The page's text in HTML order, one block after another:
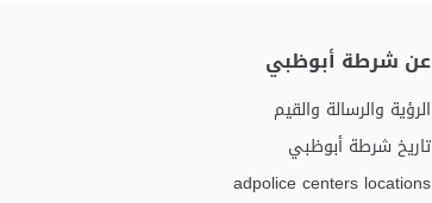
عن شرطة أبوظبي
الرؤية والرسالة والقيم
تاريخ شرطة أبوظبي
adpolice centers locations